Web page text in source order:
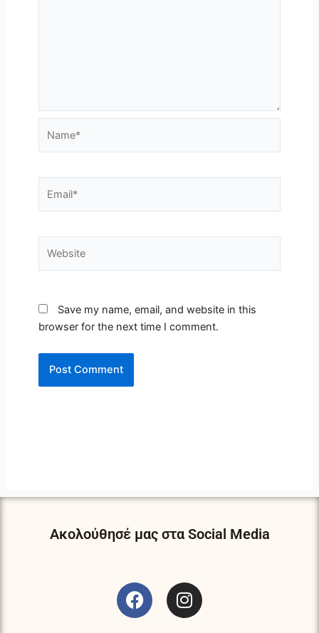
Save my name, email, and website in this
browser for the next time I comment.
Ακολούθησέ μας στα Social Media
F
a
I
n